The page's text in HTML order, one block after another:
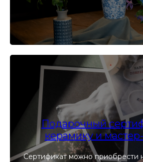
Подарочный
керамику и
Сертификат можно приобрести